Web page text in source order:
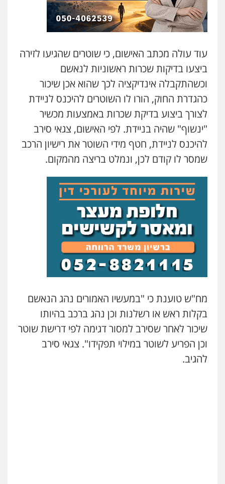
0505234000
עוד עולה מכתב האישום, כי שוטרים שהגיעו לזירה
ביצעו בדיקות שכרות ראשוניות לנאשם
וכשהתקבלה אינדיקציה לכך שהוא אכן שיכור
כהגדרת החוק, הורו לו השוטרים להיכנס לניידת
לצורך ביצוע בדיקת שכרות באמצעות מכשיר
"ינשוף" שהיה בניידת. לפי האישום, צגאי סירב
להיכנס לניידת, חטף מידי השוטר את רישיון הרכב
שמסר לו קודם לכן, ונמלט בריצה מהמקום.
מח"ש טוענת כי "במעשיו האמורים נהג הנאשם
בקלות ראש או רשלנות וכן נהג ברכב בהיותו
שיכור לאחר שסירב למסור דגימה לפי דרישת שוטר
וכן הפריע לשוטר במילוי תפקידו". צגאי סירב
להגיב.
עורך דין תמיר אלטיט
0545577862
עו"ד אריה פטר
לשעבר סגן מנהל המחלקה הפלילית
בפרקליטות המדינה
0506217994
עו"ד יאיר בן סימון
פלילי תעבורה אזרחי נזיקין ביטוח
0505719060
שחר לדובסקי, עו"ד
פלילי מעצרים וחקירות עבירות המתה
דין לענייני אסירים
0507913332
0547342002
עו"ד רונן בנדל
משפט פלילי פשיעה חמורה פלילי